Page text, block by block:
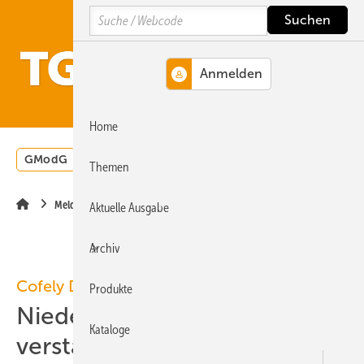
Hauptinhalt
Hauptmenü
SiteSearch
GModG Wärmepumpe
Meldungen
Cofely Deutschland
Niederlassung Hamburg
verstärkt
Search
Home
Themen
Aktuelle Ausgabe
Archiv
Produkte
Kataloge